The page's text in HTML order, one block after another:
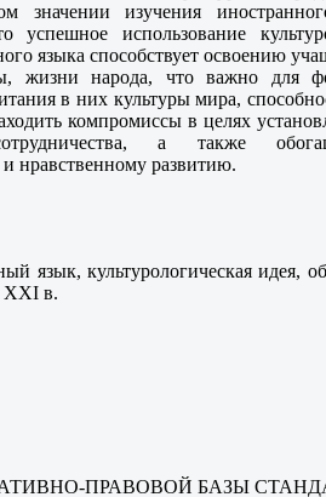
значении изучения
успешное использование
языка способствует освоению
жизни народа, что важно для
в них культуры мира,
компромиссы в целях
а также
нравственному развитию.
язык, культурологическая идея,
ХХI в.
ПРАВОВОЙ БАЗЫ